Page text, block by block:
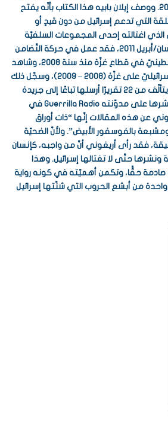
تنسحب منها في سنة 2005. ووصف إيلان بابيه هذا الكتاب بأنّه يفتح
التي تدعم إسرائيل من دون قيدٍ أو
الذي اغتالته إحدى المجموعات السلفيّة
المتطرّفة في غزّة في نيسان/أبريل 2011، فقد عمل في حركة التّضامن
العالميّة مع الشّعب الفلسطينيّ في قطاع غزّة منذ سنة 2008، وشاهد
بأمّ عينه وقائع العدوان الإسرائيليّ على غزّة (2008 – 2009)، وسجّل ذلك
كلّه في هذا الكتاب الذي يتألّف من 22 تقريرًا أرسلها تباعًا إلى جريدة
“إلمانيفستو” الإيطاليّة ونشرها على مدوّنته Guerrilla Radio في
عن هذه المقالات إنّها “ذات أوراق
بالفوسفور الأبيض”. ولأنّ الضحيّة
فقد رأى أريغوني أنّ من واجبه، كإنسان
ونشرها حتّى لا تغتالها إسرائيل. وهذا
صادمة حقًّا، وتكمن أهميّته في كونه رواية
من أبشع الحروب التي شنّتها إسرائيل